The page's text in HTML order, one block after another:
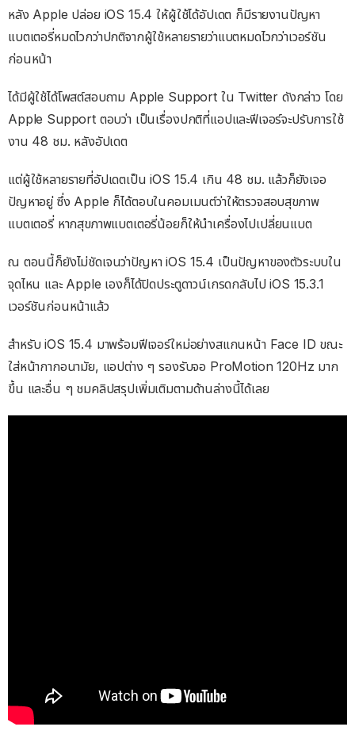
หลัง Apple ปล่อย iOS 15.4 ให้ผู้ใช้ได้อัปเดต ก็มีรายงานปัญหา
แบตเตอรี่หมดไวกว่าปกติจากผู้ใช้หลายรายว่าแบตหมดไวกว่าเวอร์ชัน
ก่อนหน้า
ได้มีผู้ใช้ได้โพสต์สอบถาม Apple Support ใน Twitter ดังกล่าว โดย
Apple Support ตอบว่า เป็นเรื่องปกติที่แอปและฟีเจอร์จะปรับการใช้
งาน 48 ชม. หลังอัปเดต
แต่ผู้ใช้หลายรายที่อัปเดตเป็น iOS 15.4 เกิน 48 ชม. แล้วก็ยังเจอ
ปัญหาอยู่ ซึ่ง Apple ก็ได้ตอบในคอมเมนต์ว่าให้ตรวจสอบสุขภาพ
แบตเตอรี่ หากสุขภาพแบตเตอรี่น้อยก็ให้นำเครื่องไปเปลี่ยนแบต
ณ ตอนนี้ก็ยังไม่ชัดเจนว่าปัญหา iOS 15.4 เป็นปัญหาของตัวระบบใน
จุดไหน และ Apple เองก็ได้ปิดประตูดาวน์เกรดกลับไป iOS 15.3.1
เวอร์ชันก่อนหน้าแล้ว
สำหรับ iOS 15.4 มาพร้อมฟีเจอร์ใหม่อย่างสแกนหน้า Face ID ขณะ
ใส่หน้ากากอนามัย, แอปต่าง ๆ รองรับจอ ProMotion 120Hz มาก
ขึ้น และอื่น ๆ ชมคลิปสรุปเพิ่มเติมตามด้านล่างนี้ได้เลย